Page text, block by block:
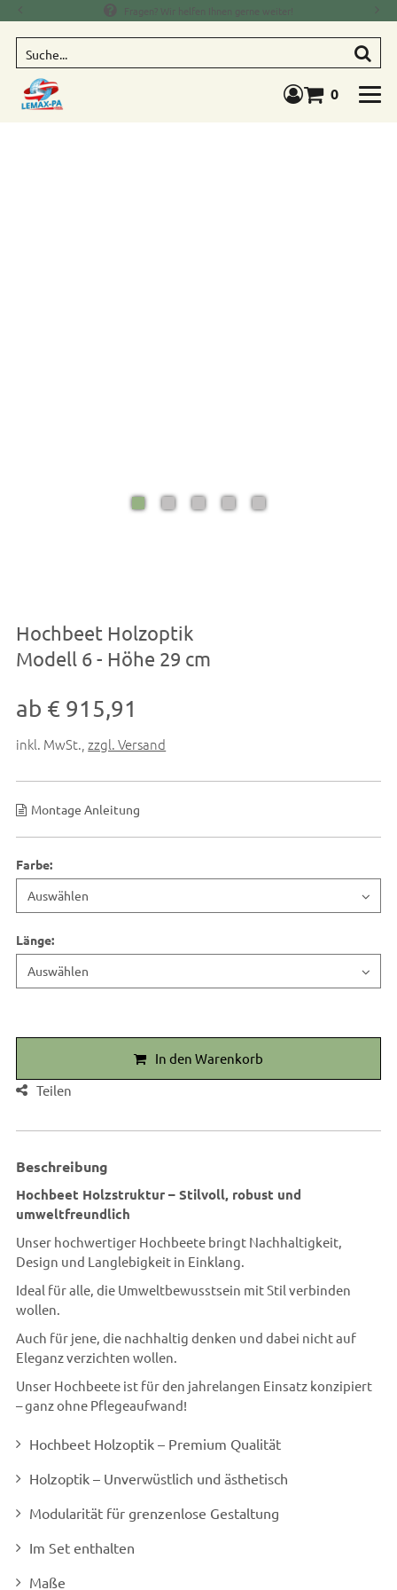
Fragen? Wir helfen Ihnen gerne weiter!
Warenkorb
0
Hochbeet Holzoptik
Modell 6 - Höhe 29 cm
ab € 915,91
inkl. MwSt. ,zzgl. Versand
Montage Anleitung
Farbe:
Länge:
In den Warenkorb
Teilen
Beschreibung
Hochbeet Holzstruktur – Stilvoll, robust und
umweltfreundlich
Unser hochwertiger Hochbeete bringt Nachhaltigkeit,
Design und Langlebigkeit in Einklang.
Ideal für alle, die Umweltbewusstsein mit Stil verbinden
wollen.
Auch für jene, die nachhaltig denken und dabei nicht auf
Eleganz verzichten wollen.
Unser Hochbeete ist für den jahrelangen Einsatz konzipiert
– ganz ohne Pflegeaufwand!
Hochbeet Holzoptik – Premium Qualität
Holzoptik – Unverwüstlich und ästhetisch
Modularität für grenzenlose Gestaltung
Im Set enthalten
Maße